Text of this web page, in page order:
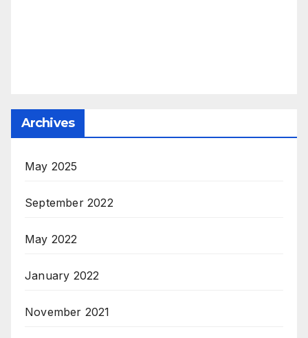
Archives
May 2025
September 2022
May 2022
January 2022
November 2021